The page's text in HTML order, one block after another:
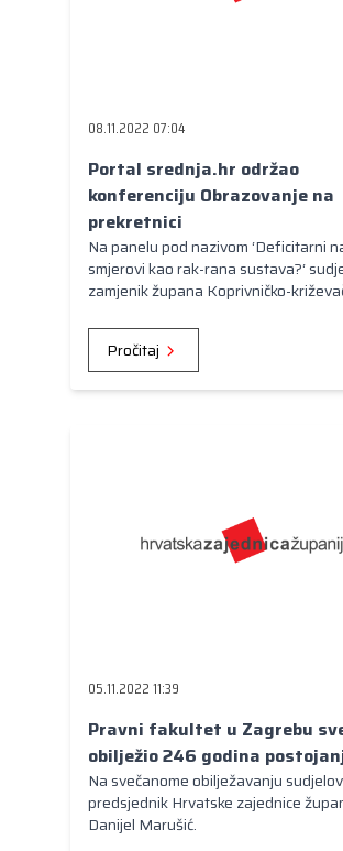
08.11.2022 07:04
Portal srednja.hr održao
konferenciju Obrazovanje na
prekretnici
Na panelu pod nazivom ‘Deficitarni
smjerovi kao rak-rana sustava?‘
zamjenik župana Koprivničko-
Pročitaj
05.11.2022 11:39
Pravni fakultet u Zagrebu
obilježio 246 godina
Na svečanome obilježavanju
predsjednik Hrvatske zajednice
Danijel Marušić.